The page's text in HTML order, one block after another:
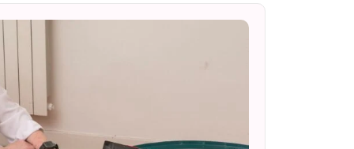
sont essentiels à mon bien-être et à